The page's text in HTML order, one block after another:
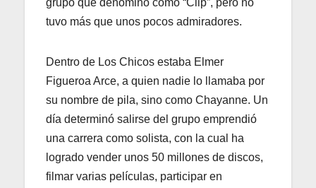
tuvo más que unos pocos admiradores.
Dentro de Los Chicos estaba Elmer
Figueroa Arce, a quien nadie lo llamaba por
su nombre de pila, sino como Chayanne. Un
día determinó salirse del grupo emprendió
una carrera como solista, con la cual ha
logrado vender unos 50 millones de discos,
filmar varias películas, participar en